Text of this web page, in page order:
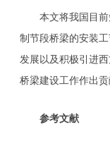
本文将我国目前短
制节段桥梁的安装
发展以及积极引进
桥梁建设工作作出
参考文献